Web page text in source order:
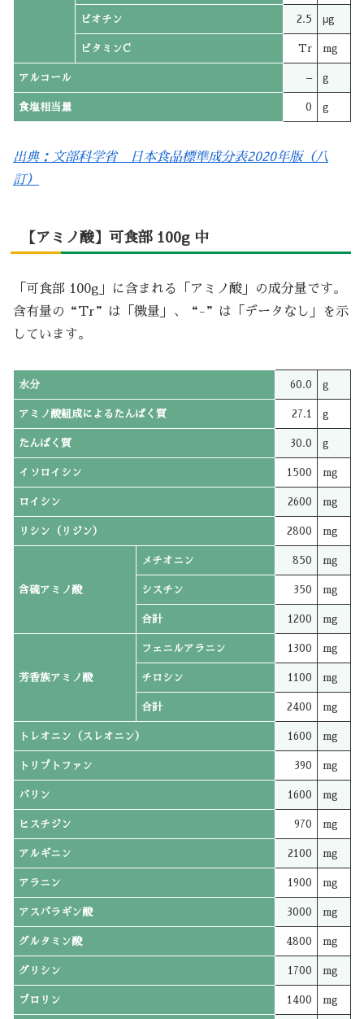
ビオチン 2.5 μg
ビタミンC Tr mg
アルコール – g
食塩相当量 0 g
出典：文部科学省 日本食品標準成分表2020年版（八
訂）
【アミノ酸】可食部 100g 中
「可食部 100g」に含まれる「アミノ酸」の成分量です。
含有量の“Tr”は「微量」、“-”は「データなし」を示
しています。
水分 60.0 g
アミノ酸組成によるたんぱく質 27.1 g
たんぱく質 30.0 g
イソロイシン 1500 mg
ロイシン 2600 mg
リシン（リジン） 2800 mg
含硫アミノ酸
メチオニン 850 mg
シスチン 350 mg
合計 1200 mg
芳香族アミノ酸
フェニルアラニン 1300 mg
チロシン 1100 mg
合計 2400 mg
トレオニン（スレオニン） 1600 mg
トリプトファン 390 mg
バリン 1600 mg
ヒスチジン 970 mg
アルギニン 2100 mg
アラニン 1900 mg
アスパラギン酸 3000 mg
グルタミン酸 4800 mg
グリシン 1700 mg
プロリン 1400 mg